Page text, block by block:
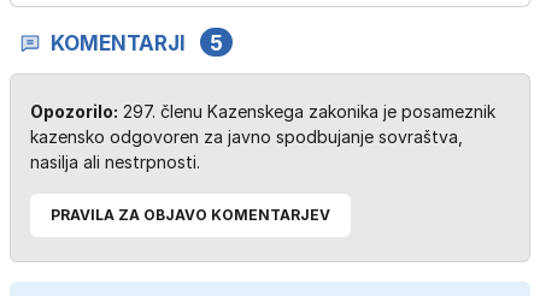
KOMENTARJI 5
Opozorilo: 297. členu Kazenskega zakonika je posameznik
kazensko odgovoren za javno spodbujanje sovraštva,
nasilja ali nestrpnosti.
PRAVILA ZA OBJAVO KOMENTARJEV